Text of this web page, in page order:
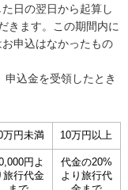
日の翌日から起算し
きます。この期間内に
申込はなかったもの
込金を受領したとき
万円未満 10万円以上
円よ
旅行代金
代金の20%
より旅行代